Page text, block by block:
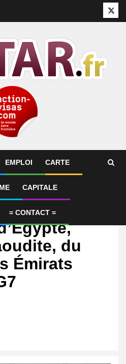
EMPLOI CARTE
CAPITALE
= CONTACT =
les
du
Émirats